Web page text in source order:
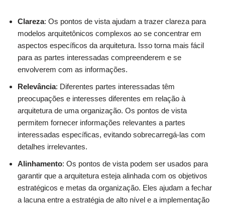
Clareza: Os pontos de vista ajudam a trazer clareza para
modelos arquitetônicos complexos ao se concentrar em
aspectos específicos da arquitetura. Isso torna mais fácil
para as partes interessadas compreenderem e se
envolverem com as informações.
Relevância: Diferentes partes interessadas têm
preocupações e interesses diferentes em relação à
arquitetura de uma organização. Os pontos de vista
permitem fornecer informações relevantes a partes
interessadas específicas, evitando sobrecarregá-las com
detalhes irrelevantes.
Alinhamento: Os pontos de vista podem ser usados para
garantir que a arquitetura esteja alinhada com os objetivos
estratégicos e metas da organização. Eles ajudam a fechar
a lacuna entre a estratégia de alto nível e a implementação